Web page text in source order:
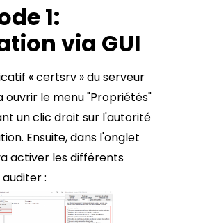
1:
via GUI
« certsrv » du serveur
ouvrir le menu "Propriétés"
un clic droit sur l'autorité
Ensuite, dans l'onglet
activer les différents
: